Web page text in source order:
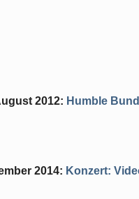
2012: Humble
2014: Konzert: